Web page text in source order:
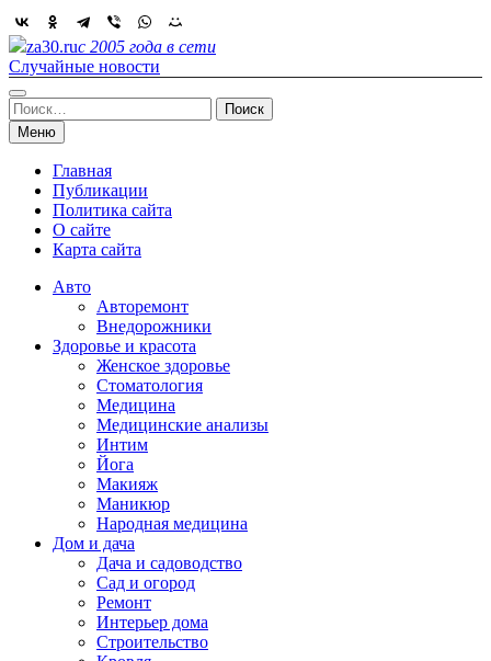
Skip
to
content
za30.ruс 2005 года в сети
Случайные новости
Найти:
Меню
Главная
Публикации
Политика сайта
О сайте
Карта сайта
Авто
Авторемонт
Внедорожники
Здоровье и красота
Женское здоровье
Стоматология
Медицина
Медицинские анализы
Интим
Йога
Макияж
Маникюр
Народная медицина
Дом и дача
Дача и садоводство
Сад и огород
Ремонт
Интерьер дома
Строительство